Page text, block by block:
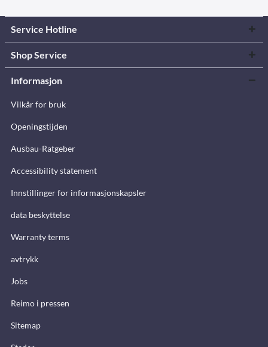
Service Hotline
Shop Service
Informasjon
Vilkår for bruk
Openingstijden
Ausbau-Ratgeber
Accessibility statement
Innstillinger for informasjonskapsler
data beskyttelse
Warranty terms
avtrykk
Jobs
Reimo i pressen
Sitemap